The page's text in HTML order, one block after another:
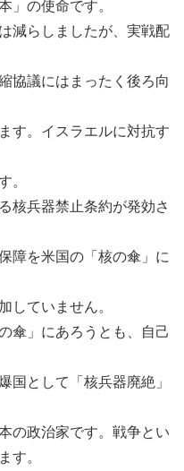
」の使命です。
減らしましたが、実戦配
協議にはまったく後ろ向
す。イスラエルに対抗す
。
核兵器禁止条約が発効さ
障を米国の「核の傘」に
していません。
傘」にあろうとも、自己
国として「核兵器廃絶」
の政治家です。戦争とい
す。